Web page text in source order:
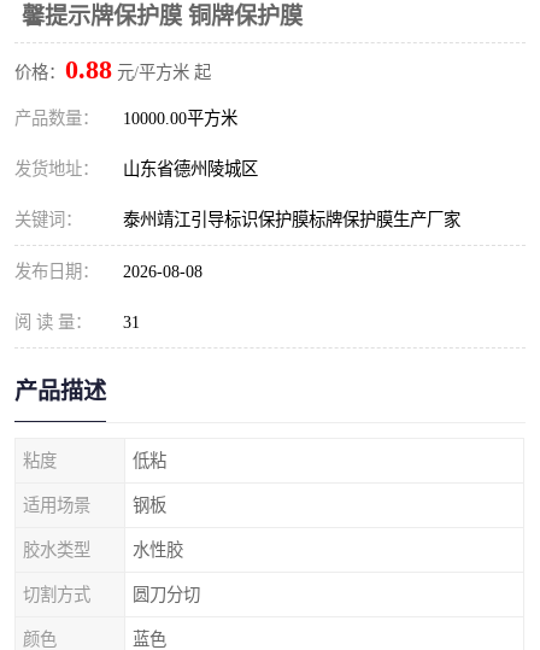
馨提示牌保护膜 铜牌保护膜
价格： 0.88 元/平方米 起
产品数量： 10000.00平方米
发货地址： 山东省德州陵城区
关键词： 泰州靖江引导标识保护膜标牌保护膜生产厂家
发布日期： 2026-08-08
阅 读 量： 31
产品描述
粘度 低粘
适用场景 钢板
胶水类型 水性胶
切割方式 圆刀分切
颜色 蓝色